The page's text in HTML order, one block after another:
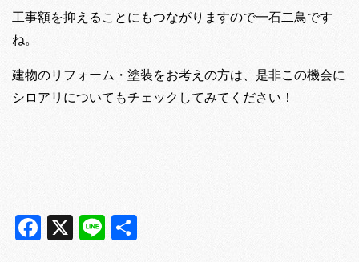
工事額を抑えることにもつながりますので一石二鳥です
ね。
建物のリフォーム・塗装をお考えの方は、是非この機会に
シロアリについてもチェックしてみてください！
Facebook
X Line